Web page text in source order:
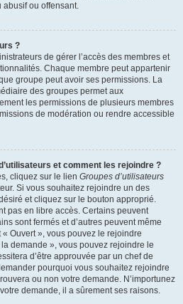
ou offensant.
?
de gérer l’accès des membres et
Chaque membre peut appartenir
groupe peut avoir ses permissions. La
des groupes permet aux
les permissions de plusieurs membres
de modération ou rendre accessible
et comment les rejoindre ?
cliquez sur le lien Groupes d’utilisateurs
Si vous souhaitez rejoindre un des
et cliquez sur le bouton approprié.
pas en libre accès. Certains peuvent
sont fermés et d’autres peuvent même
Ouvert », vous pouvez le rejoindre
demande », vous pouvez rejoindre le
d’être approuvée par un chef de
pourquoi vous souhaitez rejoindre
ou non votre demande. N’importunez
demande, il a sûrement ses raisons.